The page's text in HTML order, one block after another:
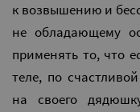
к возвышению и
не обладающему
применять то, что
теле, по
на своего